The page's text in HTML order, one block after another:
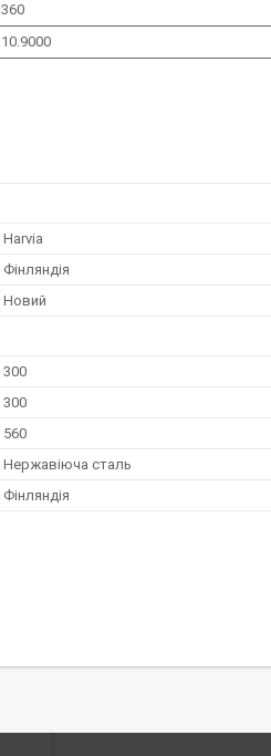
360
10.9000
Harvia
Фінляндія
Новий
300
300
560
Нержавіюча сталь
Фінляндія